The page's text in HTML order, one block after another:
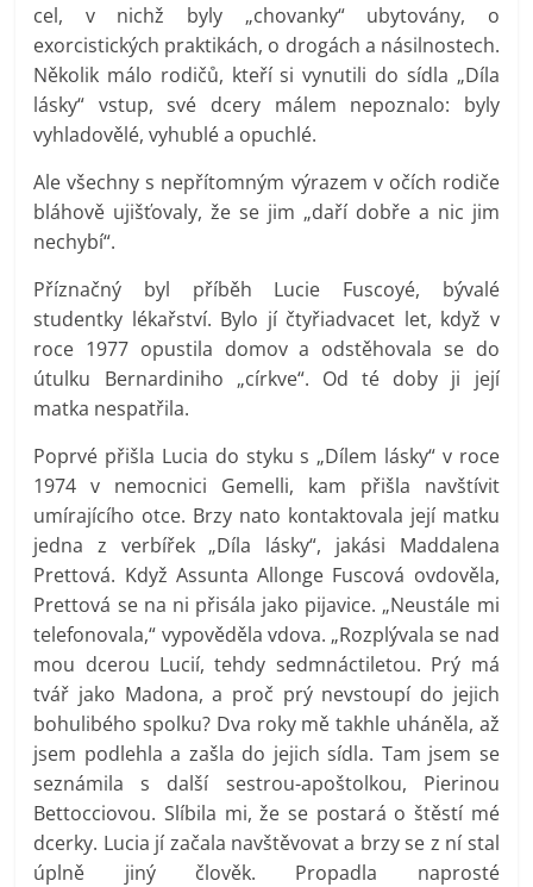
cel, v nichž byly „chovanky“ ubytovány, o
exorcistických praktikách, o drogách a násilnostech.
Několik málo rodičů, kteří si vynutili do sídla „Díla
lásky“ vstup, své dcery málem nepoznalo: byly
vyhladovělé, vyhublé a opuchlé.
Ale všechny s nepřítomným výrazem v očích rodiče
bláhově ujišťovaly, že se jim „daří dobře a nic jim
nechybí“.
Příznačný byl příběh Lucie Fuscoyé, bývalé
studentky lékařství. Bylo jí čtyřiadvacet let, když v
roce 1977 opustila domov a odstěhovala se do
útulku Bernardiniho „církve“. Od té doby ji její
matka nespatřila.
Poprvé přišla Lucia do styku s „Dílem lásky“ v roce
1974 v nemocnici Gemelli, kam přišla navštívit
umírajícího otce. Brzy nato kontaktovala její matku
jedna z verbířek „Díla lásky“, jakási Maddalena
Prettová. Když Assunta Allonge Fuscová ovdověla,
Prettová se na ni přisála jako pijavice. „Neustále mi
telefonovala,“ vypověděla vdova. „Rozplývala se nad
mou dcerou Lucií, tehdy sedmnáctiletou. Prý má
tvář jako Madona, a proč prý nevstoupí do jejich
bohulibého spolku? Dva roky mě takhle uháněla, až
jsem podlehla a zašla do jejich sídla. Tam jsem se
seznámila s další sestrou-apoštolkou, Pierinou
Bettocciovou. Slíbila mi, že se postará o štěstí mé
dcerky. Lucia jí začala navštěvovat a brzy se z ní stal
úplně jiný člověk. Propadla naprosté